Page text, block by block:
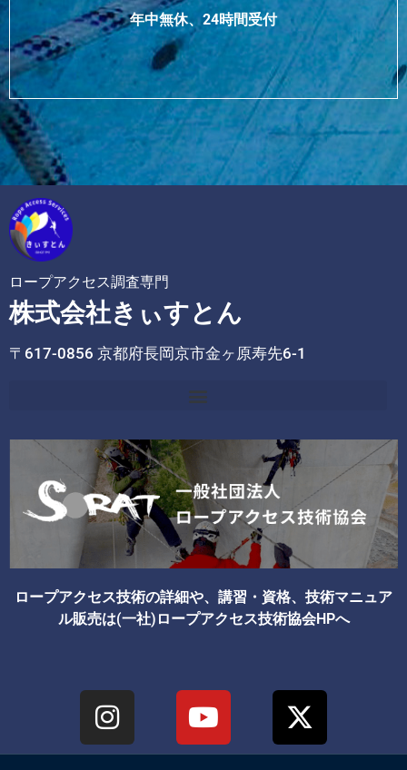
年中無休、24時間受付
ロープアクセス調査専門
株式会社きぃすとん
〒617-0856 京都府長岡京市金ヶ原寿先6-1
ロープアクセス技術の詳細や、講習・資格、技術マニュア
ル販売は(一社)ロープアクセス技術協会HPへ